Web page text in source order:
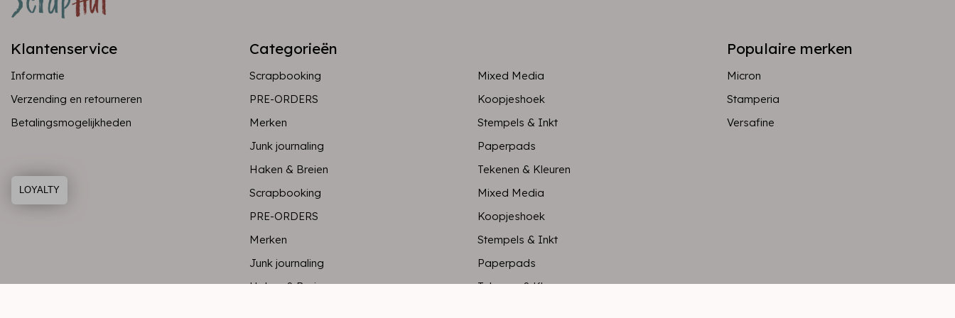
Klantenservice
Informatie
Verzending en retourneren
Betalingsmogelijkheden
Categorieën
Scrapbooking
Mixed Media
PRE-ORDERS
Koopjeshoek
Merken
Stempels & Inkt
Junk journaling
Paperpads
Haken & Breien
Tekenen & Kleuren
Scrapbooking
Mixed Media
PRE-ORDERS
Koopjeshoek
Merken
Stempels & Inkt
Junk journaling
Paperpads
Haken & Breien
Tekenen & Kleuren
Populaire merken
Micron
Stamperia
Versafine
LOYALTY